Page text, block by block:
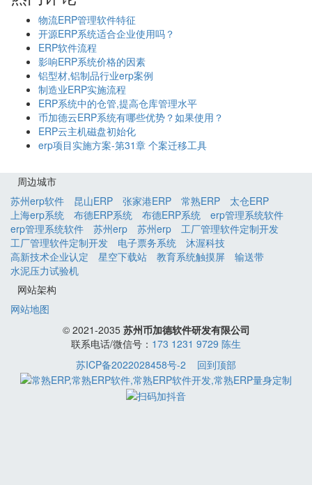
物流ERP管理软件特征
开源ERP系统适合企业使用吗？
ERP软件流程
影响ERP系统价格的因素
铝型材,铝制品行业erp案例
制造业ERP实施流程
ERP系统中的仓管,提高仓库管理水平
币加德云ERP系统有哪些优势？如果使用？
ERP云主机磁盘初始化
erp项目实施方案-第31章 个案迁移工具
周边城市
苏州erp软件
昆山ERP 张家港ERP 常熟ERP
太仓ERP
上海erp系统
布德ERP系统 布德ERP系统
erp管理系统软件
erp管理系统软件
苏州erp 苏州erp
工厂管理软件定制开发
工厂管理软件定制开发
电子票务系统
沐渥科技
高新技术企业认定
星空下载站 教育系统触摸屏
输送带
水泥压力试验机
网站架构
网站地图
© 2021-2035 苏州币加德软件研发有限公司
联系电话/微信号： 173 1231 9729 陈生
苏ICP备2022028458号-2
回到顶部